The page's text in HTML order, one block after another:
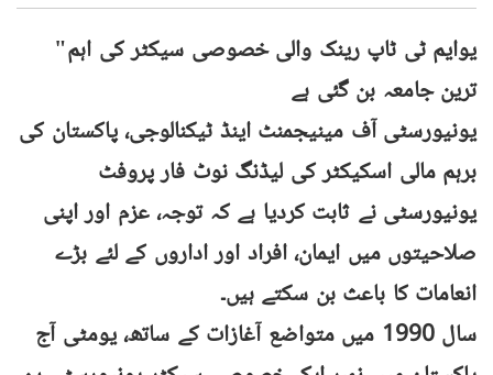
"یوایم ٹی ٹاپ رینک والی خصوصی سیکٹر کی اہم
ترین جامعہ بن گئی ہے
یونیورسٹی آف مینیجمنٹ اینڈ ٹیکنالوجی، پاکستان کی
برہم مالی اسکیکٹر کی لیڈنگ نوٹ فار پروفٹ
یونیورسٹی نے ثابت کردیا ہے کہ توجہ، عزم اور اپنی
صلاحیتوں میں ایمان، افراد اور اداروں کے لئے بڑے
انعامات کا باعث بن سکتے ہیں۔
سال 1990 میں متواضع آغازات کے ساتھ، یومٹی آج